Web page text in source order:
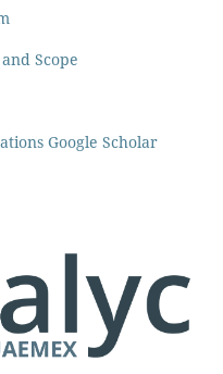
Scope
Google Scholar